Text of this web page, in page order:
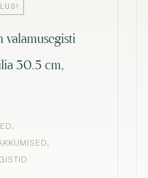
valamusegisti
30.5 cm,
,
,